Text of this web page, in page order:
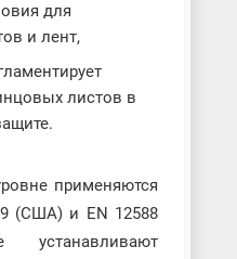
для
и лент,
листов в
применяются
(США) и EN 12588
устанавливают